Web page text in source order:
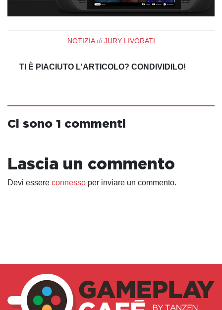
NOTIZIA di JURY LIVORATI
TI È PIACIUTO L'ARTICOLO? CONDIVIDILO!
Ci sono 1 commenti
Lascia un commento
Devi essere connesso per inviare un commento.